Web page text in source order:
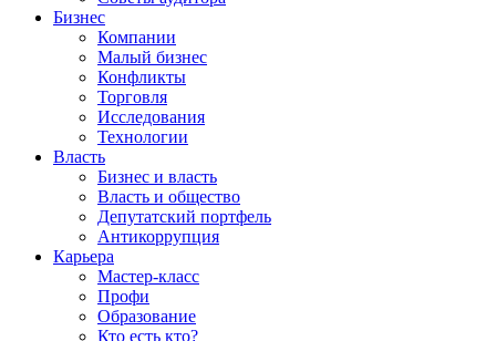
Бизнес
Компании
Малый бизнес
Конфликты
Торговля
Исследования
Технологии
Власть
Бизнес и власть
Власть и общество
Депутатский портфель
Антикоррупция
Карьера
Мастер-класс
Профи
Образование
Кто есть кто?